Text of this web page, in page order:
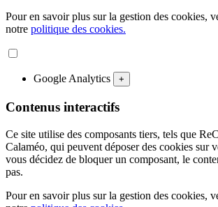
Pour en savoir plus sur la gestion des cookies,
notre politique des cookies.
Google Analytics +
Contenus interactifs
Ce site utilise des composants tiers, tels que
Calaméo, qui peuvent déposer des cookies sur
vous décidez de bloquer un composant, le
pas.
Pour en savoir plus sur la gestion des cookies,